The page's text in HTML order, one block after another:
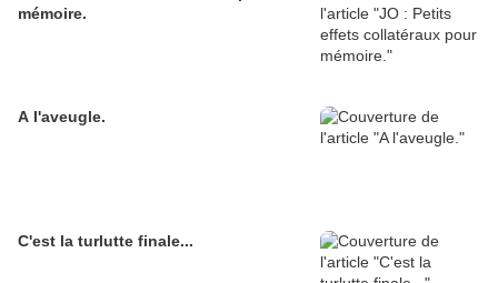
mémoire.
A l'aveugle.
C'est la turlutte finale...